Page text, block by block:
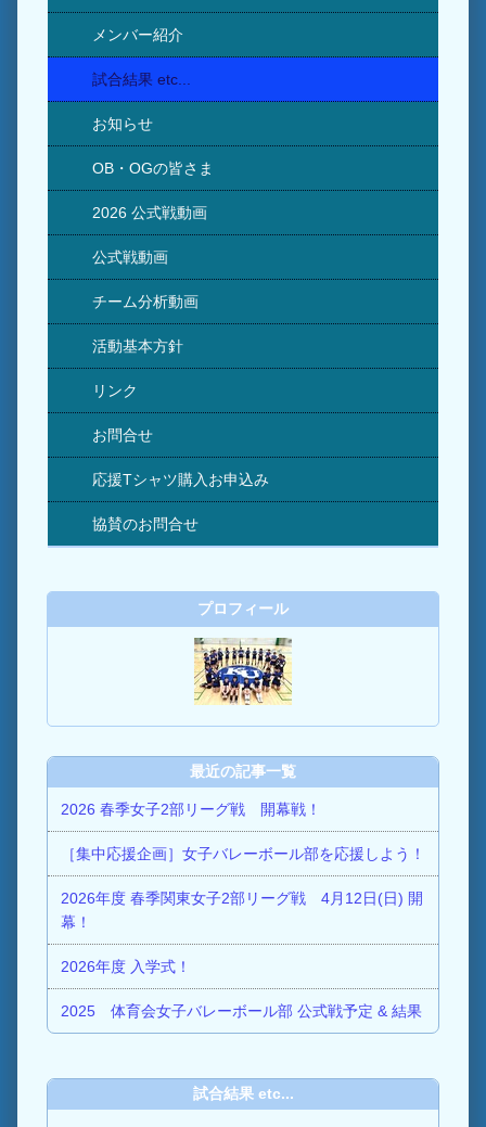
メンバー紹介
試合結果 etc...
お知らせ
OB・OGの皆さま
2026 公式戦動画
公式戦動画
チーム分析動画
活動基本方針
リンク
お問合せ
応援Tシャツ購入お申込み
協賛のお問合せ
プロフィール
最近の記事一覧
2026 春季女子2部リーグ戦 開幕戦！
［集中応援企画］女子バレーボール部を応援しよう！
2026年度 春季関東女子2部リーグ戦 4月12日(日) 開
幕！
2026年度 入学式！
2025 体育会女子バレーボール部 公式戦予定 & 結果
試合結果 etc...